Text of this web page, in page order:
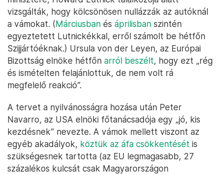
vizsgálták, hogy kölcsönösen nullázzák az autóknál
a vámokat. (Márciusban és áprilisban szintén
egyeztetett Lutnickékkal, erről számolt be hétfőn
Szijjártóéknak.) Ursula von der Leyen, az Európai
Bizottság elnöke hétfőn arról beszélt, hogy ezt „rég
és ismételten felajánlottuk, de nem volt rá
megfelelő reakció”.
A tervet a nyilvánosságra hozása után Peter
Navarro, az USA elnöki főtanácsadója egy „jó, kis
kezdésnek” nevezte. A vámok mellett viszont az
egyéb akadályok, köztük az áfa csökkentését is
szükségesnek tartotta (az EU legmagasabb, 27
százalékos kulcsát csak Magyarországon